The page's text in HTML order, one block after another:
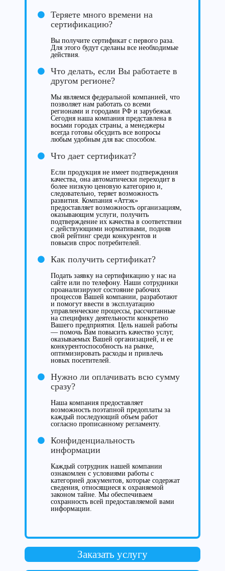
Теряете много времени на
сертификацию?
Вы получите сертификат с первого раза.
Для этого будут сделаны все необходимые
действия.
Что делать, если Вы работаете в
другом регионе?
Мы являемся федеральной компанией, что
позволяет нам работать со всеми
регионами и городами РФ и зарубежья.
Сегодня наша компания представлена в
восьми городах страны, а менеджеры
всегда готовы обсудить все вопросы
любым удобным для вас способом.
Что дает сертификат?
Если продукция не имеет подтверждения
качества, она автоматически переходит в
более низкую ценовую категорию и,
следовательно, теряет возможность
развития. Компания «Аттэк»
предоставляет возможность организациям,
оказывающим услуги, получить
подтверждение их качества в соответствии
с действующими нормативами, подняв
свой рейтинг среди конкурентов и
повысив спрос потребителей.
Как получить сертификат?
Подать заявку на сертификацию у нас на
сайте или по телефону. Наши сотрудники
проанализируют состояние рабочих
процессов Вашей компании, разработают
и помогут ввести в эксплуатацию
управленческие процессы, рассчитанные
на специфику деятельности конкретно
Вашего предприятия. Цель нашей работы
— помочь Вам повысить качество услуг,
оказываемых Вашей организацией, и ее
конкурентоспособность на рынке,
оптимизировать расходы и привлечь
новых посетителей.
Нужно ли оплачивать всю сумму
сразу?
Наша компания предоставляет
возможность поэтапной предоплаты за
каждый последующий объем работ
согласно прописанному регламенту.
Конфиденциальность
информации
Каждый сотрудник нашей компании
ознакомлен с условиями работы с
категорией документов, которые содержат
сведения, относящиеся к охраняемой
законом тайне. Мы обеспечиваем
сохранность всей предоставляемой вами
информации.
Заказать услугу